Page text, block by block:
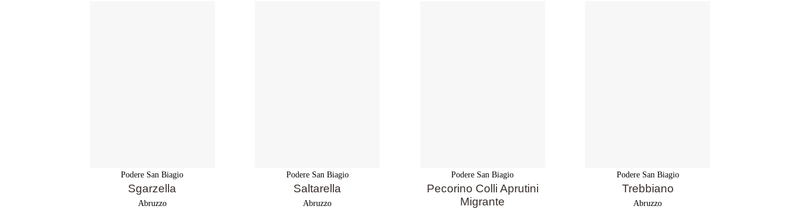
Podere San Biagio
Sgarzella
Abruzzo
Podere San Biagio
Saltarella
Abruzzo
Podere San Biagio
Pecorino Colli Aprutini
Migrante
Podere San Biagio
Trebbiano
Abruzzo